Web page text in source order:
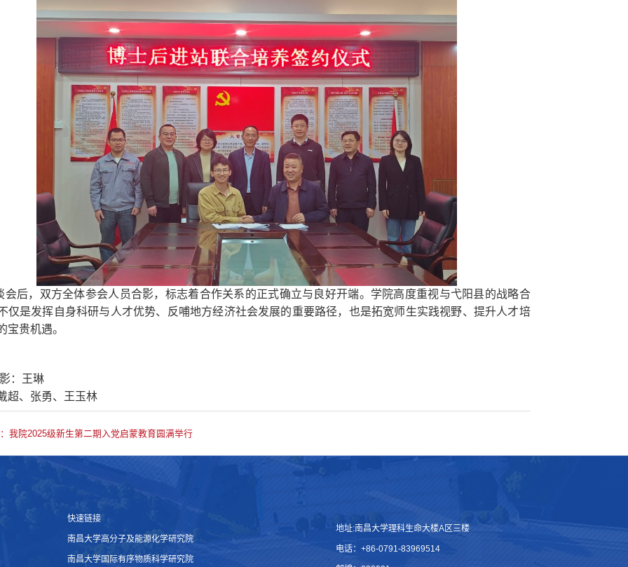
会后，双方全体参会人员合影，标志着合作关系的正式确立与良好开端。学院高度重视与弋阳县的战略合
仅是发挥自身科研与人才优势、反哺地方经济社会发展的重要路径，也是拓宽师生实践视野、提升人才培
宝贵机遇。
：王琳
超、张勇、王玉林
我院2025级新生第二期入党启蒙教育圆满举行
快速链接
南昌大学高分子及能源化学研究院
南昌大学国际有序物质科学研究院
地址:南昌大学理科生命大楼A区三楼
电话：+86-0791-83969514